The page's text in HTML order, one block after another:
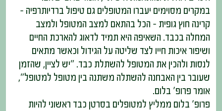
במקרים מסוימים יעברו המטופלים גם טיפול ברדיותרפיה –
קרינה חוץ גופית – הכל בהתאם למצב המטופל ולמצב
המחלה בכבד. השאיפה היא תמיד לדאוג להארכת החיים
ושיפור איכות חייו לצד שליטה על הגידול וכאשר מתאים
לנסות ולהכין את המטופל להשתלת כבד. "יש לציין, שהזמן
שעובר בין האבחנה להשתלה משתנה בין מטופל למטופל",
אומר פרופ' בלום.
פרופ' בלום ממליץ למטופלים בסרטן כבד ראשוני להיות